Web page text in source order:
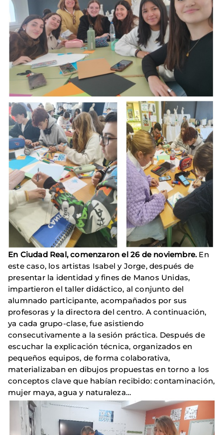
En Ciudad Real, comenzaron el 26 de noviembre. En
este caso, los artistas Isabel y Jorge, después de
presentar la identidad y fines de Manos Unidas,
impartieron el taller didáctico, al conjunto del
alumnado participante, acompañados por sus
profesoras y la directora del centro. A continuación,
ya cada grupo-clase, fue asistiendo
consecutivamente a la sesión práctica. Después de
escuchar la explicación técnica, organizados en
pequeños equipos, de forma colaborativa,
materializaban en dibujos propuestas en torno a los
conceptos clave que habían recibido: contaminación,
mujer maya, agua y naturaleza…